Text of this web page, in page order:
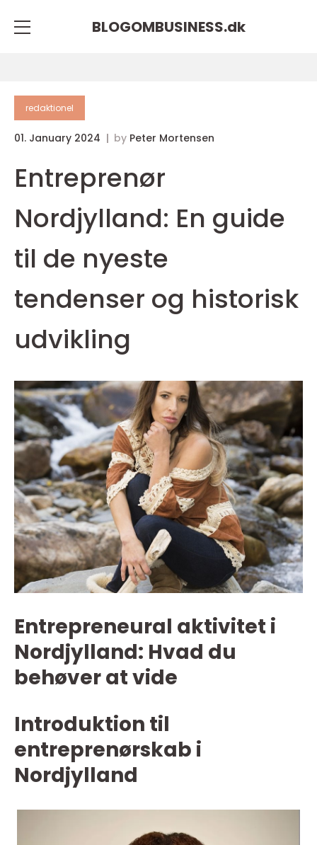
BLOGOMBUSINESS.dk
redaktionel
01. January 2024 by Peter Mortensen
Entreprenør
Nordjylland: En guide
til de nyeste
tendenser og historisk
udvikling
Entrepreneural aktivitet i
Nordjylland: Hvad du
behøver at vide
Introduktion til
entreprenørskab i
Nordjylland